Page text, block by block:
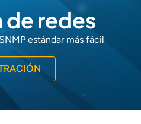
de redes
estándar más fácil